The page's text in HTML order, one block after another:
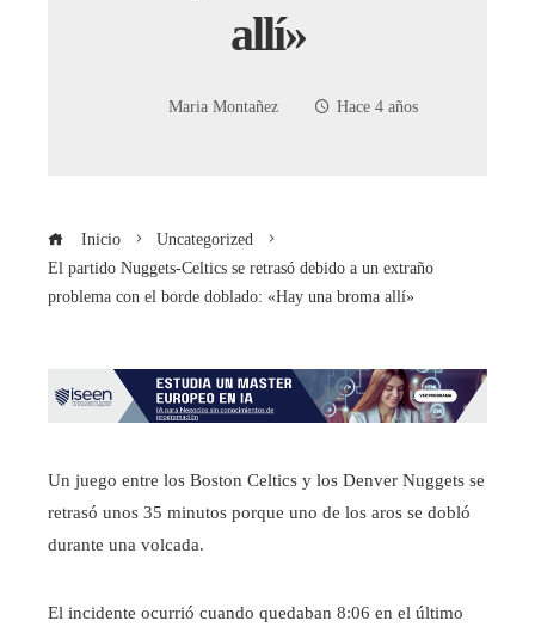
allí»
Maria Montañez Hace 4 años
Inicio
Uncategorized
El partido Nuggets-Celtics se retrasó debido a un extraño
problema con el borde doblado: «Hay una broma allí»
Un juego entre los Boston Celtics y los Denver Nuggets se
retrasó unos 35 minutos porque uno de los aros se dobló
durante una volcada.
El incidente ocurrió cuando quedaban 8:06 en el último